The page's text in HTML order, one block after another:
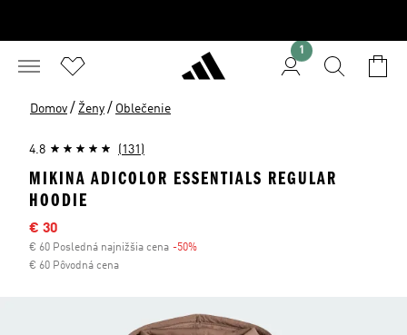
1
Domov / Ženy / Oblečenie
4.8 (131)
MIKINA ADICOLOR ESSENTIALS REGULAR
HOODIE
Výpredajová cena
€ 30
€ 60 Posledná najnižšia cena -50%
€ 60 Pôvodná cena